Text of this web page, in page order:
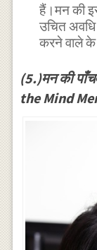
हैं।मन की
उचित
करने वाले के
(5.)मन की
the Mind